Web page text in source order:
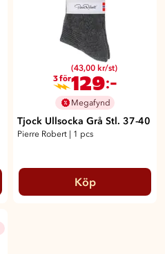
(43,00 kr/st)
3 för129:-
Megafynd
Tjock Ullsocka Grå Stl. 37-40
Pierre Robert | 1 pcs
Köp